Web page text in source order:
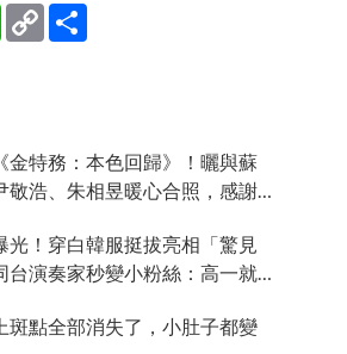
WhatsApp
Copy
Link
金特務：本色回歸》！曬與蘇
敬浩、朱相昱暖心合照，感謝
光！穿白韓服挺拔亮相「驚見
台演奏家秒變小粉絲：高一就
斑點全部消失了，小肚子都變